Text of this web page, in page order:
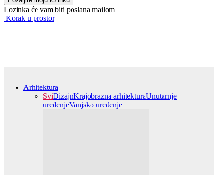
Lozinka će vam biti poslana mailom
Korak u prostor
Arhitektura
SviDizajnKrajobrazna arhitekturaUnutarnje
uređenjeVanjsko uređenje